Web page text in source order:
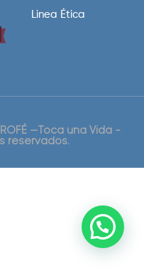
Linea Ética
—Toca una Vida -
reservados.